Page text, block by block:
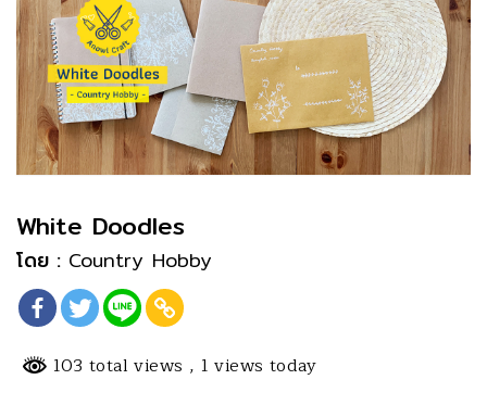
White Doodles
โดย : Country Hobby
103 total views , 1 views today